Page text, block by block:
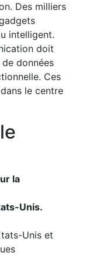
Des milliers
intelligent.
doit
données
Ces
le centre
la
Unis.
Unis et